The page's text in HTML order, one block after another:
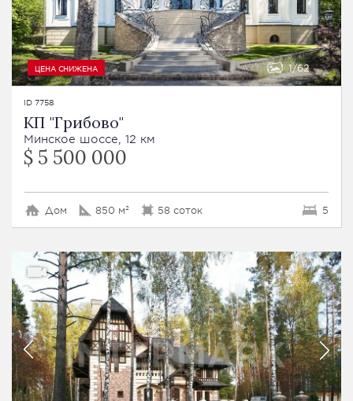
ЦЕНА СНИЖЕНА 1 62
ID 7758
КП "Грибово"
Минское шоссе, 12 км
$ 5 500 000
Дом 850 м² 58 соток 5